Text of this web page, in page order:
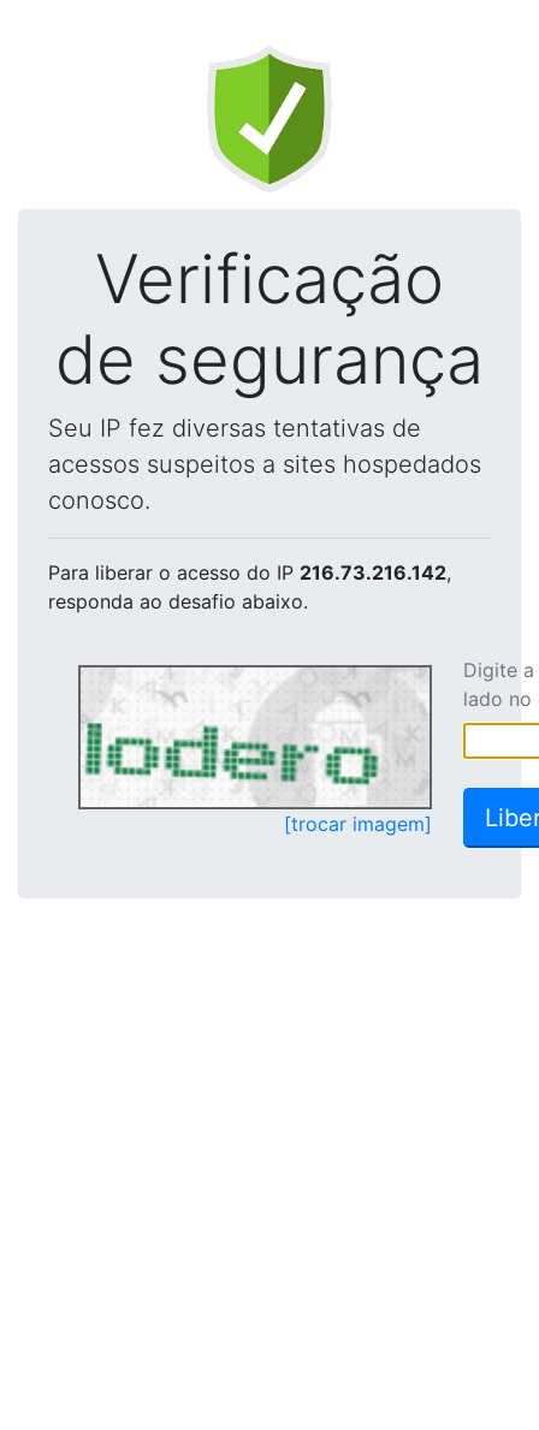
Verificação
de segurança
Seu IP fez diversas tentativas de
acessos suspeitos a sites hospedados
conosco.
Para liberar o acesso do IP 216.73.216.142,
responda ao desafio abaixo.
[trocar imagem]
Digite
lado no